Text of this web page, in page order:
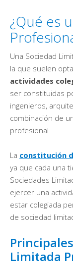
¿Qué es
Una Sociedad
la que suelen
actividades
ser constituidas
ingenieros,
combinación de
profesional
La constitución
ya que cada una
Sociedades
ejercer una
estar colegiada
de sociedad
Limitada